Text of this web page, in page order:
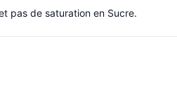
pas de saturation en Sucre.